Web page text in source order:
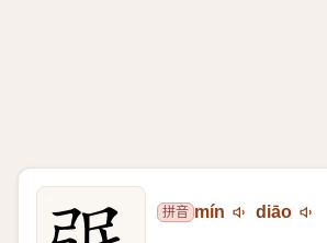
拼音 mín diāo